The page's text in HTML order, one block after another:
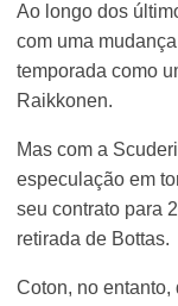
Ao longo dos
com uma
temporada como
Raikkonen.
Mas com a
especulação em
seu contrato para
retirada de Bottas.
Coton, no